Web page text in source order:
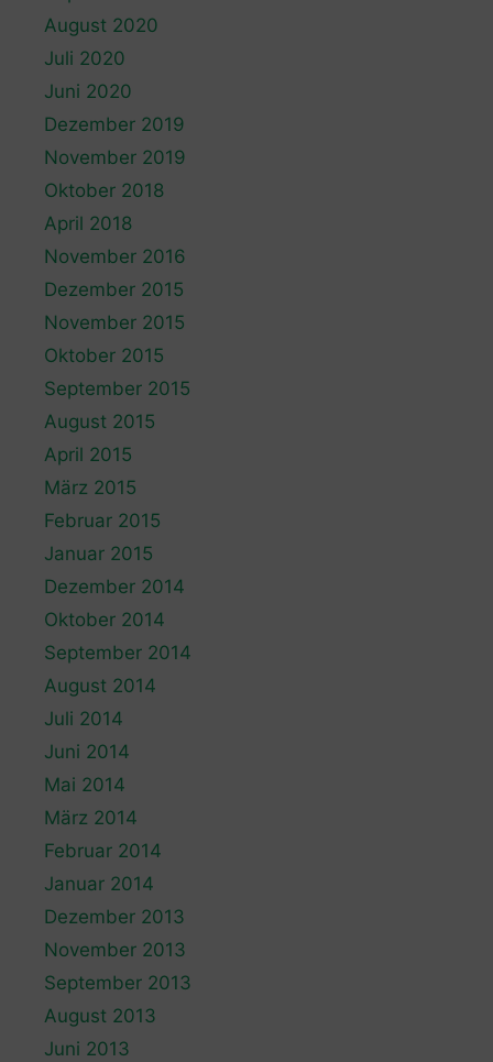
August 2020
Juli 2020
Juni 2020
Dezember 2019
November 2019
Oktober 2018
April 2018
November 2016
Dezember 2015
November 2015
Oktober 2015
September 2015
August 2015
April 2015
März 2015
Februar 2015
Januar 2015
Dezember 2014
Oktober 2014
September 2014
August 2014
Juli 2014
Juni 2014
Mai 2014
März 2014
Februar 2014
Januar 2014
Dezember 2013
November 2013
September 2013
August 2013
Juni 2013